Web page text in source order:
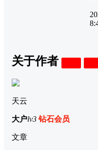
关于作者
天云
大户lv3 钻石会员
文章